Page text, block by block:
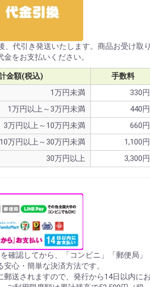
、代引き発送いたします。商品お受け取り
をお支払いください。
金額(税込)
手数料
1万円未満
330円
1万円以上～3万円未満
440円
3万円以上～10万円未満
660円
10万円以上～30万円未満
1,100円
30万円以上
3,300円
確認してから、「コンビニ」「郵便局」
安心・簡単な決済方法です。
郵送されますので、発行から14日以内にお